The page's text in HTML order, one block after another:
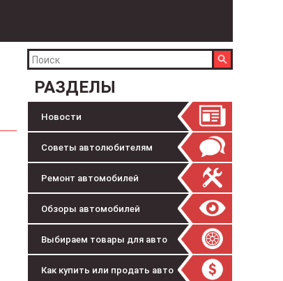
РАЗДЕЛЫ
Новости
Советы автолюбителям
Ремонт автомобилей
Обзоры автомобилей
Выбираем товары для авто
Как купить или продать авто